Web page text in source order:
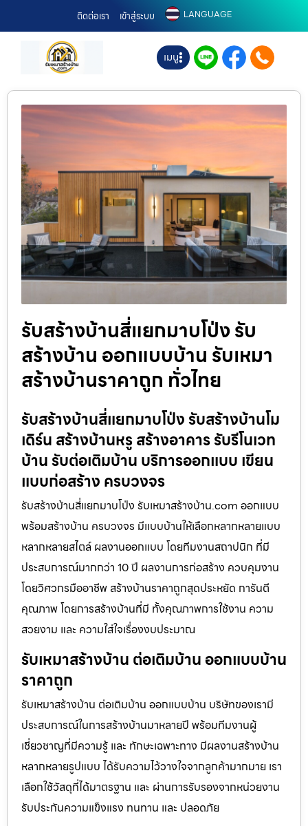
ติดต่อเรา เข้าสู่ระบบ LANGUAGE
เมนู
รับสร้างบ้านสี่แยกมาบโป่ง รับ
สร้างบ้าน ออกแบบบ้าน รับเหมา
สร้างบ้านราคาถูก ทั่วไทย
รับสร้างบ้านสี่แยกมาบโป่ง รับสร้างบ้านโม
เดิร์น สร้างบ้านหรู สร้างอาคาร รับรีโนเวท
บ้าน รับต่อเติมบ้าน บริการออกแบบ เขียน
แบบก่อสร้าง ครบวงจร
รับสร้างบ้านสี่แยกมาบโป่ง รับเหมาสร้างบ้าน.com ออกแบบ
พร้อมสร้างบ้าน ครบวงจร มีแบบบ้านให้เลือกหลากหลายแบบ
หลากหลายสไตล์ ผลงานออกแบบ โดยทีมงานสถาปนิก ที่มี
ประสบการณ์มากกว่า 10 ปี ผลงานการก่อสร้าง ควบคุมงาน
โดยวิศวกรมืออาชีพ สร้างบ้านราคาถูกสุดประหยัด การันตี
คุณภาพ โดยการสร้างบ้านที่มี ทั้งคุณภาพการใช้งาน ความ
สวยงาม และ ความใส่ใจเรื่องงบประมาณ
รับเหมาสร้างบ้าน ต่อเติมบ้าน ออกแบบบ้าน
ราคาถูก
รับเหมาสร้างบ้าน ต่อเติมบ้าน ออกแบบบ้าน บริษัทของเรามี
ประสบการณ์ในการสร้างบ้านมาหลายปี พร้อมทีมงานผู้
เชี่ยวชาญที่มีความรู้ และ ทักษะเฉพาะทาง มีผลงานสร้างบ้าน
หลากหลายรูปแบบ ได้รับความไว้วางใจจากลูกค้ามากมาย เรา
เลือกใช้วัสดุที่ได้มาตรฐาน และ ผ่านการรับรองจากหน่วยงาน
รับประกันความแข็งแรง ทนทาน และ ปลอดภัย